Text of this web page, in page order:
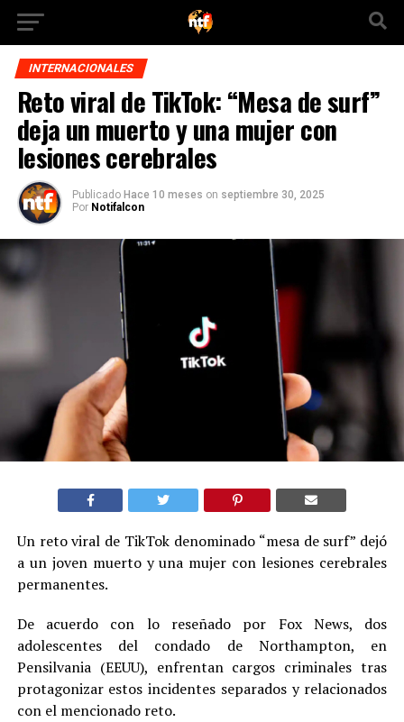
INTERNACIONALES
Reto viral de TikTok: “Mesa de surf”
deja un muerto y una mujer con
lesiones cerebrales
Publicado Hace 10 meses on septiembre 30, 2025
Por Notifalcon
Un reto viral de TikTok denominado “mesa de surf” dejó
a un joven muerto y una mujer con lesiones cerebrales
permanentes.
De acuerdo con lo reseñado por Fox News, dos
adolescentes del condado de Northampton, en
Pensilvania (EEUU), enfrentan cargos criminales tras
protagonizar estos incidentes separados y relacionados
con el mencionado reto.